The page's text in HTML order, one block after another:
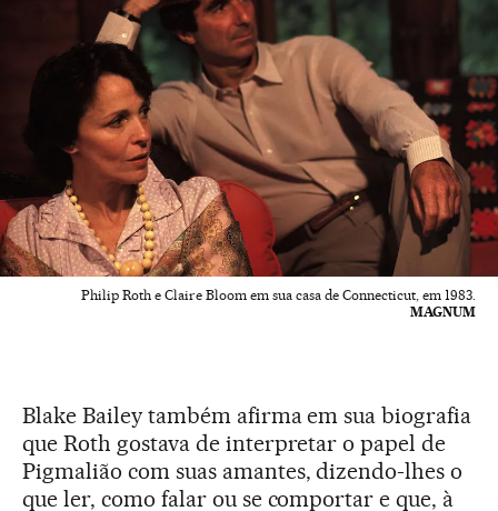
Philip Roth e Claire Bloom em sua casa de Connecticut, em 1983.
MAGNUM
Blake Bailey também afirma em sua biografia
que Roth gostava de interpretar o papel de
Pigmalião com suas amantes, dizendo-lhes o
que ler, como falar ou se comportar e que, à